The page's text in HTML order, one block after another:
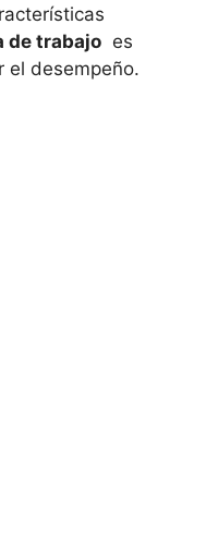
de trabajo ⁤ es
el ‍desempeño.